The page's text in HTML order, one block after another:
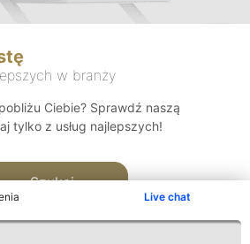
Live chat
w branży
Ciebie? Sprawdź naszą
tylko z usług najlepszych!
Szukaj